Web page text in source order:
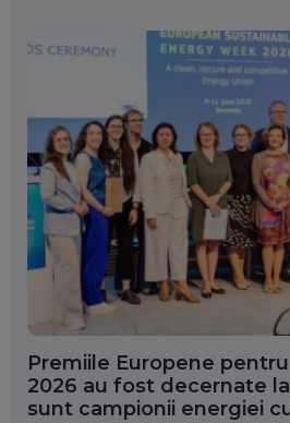
Premiile Europene
2026 au fost decernate
sunt campionii energiei